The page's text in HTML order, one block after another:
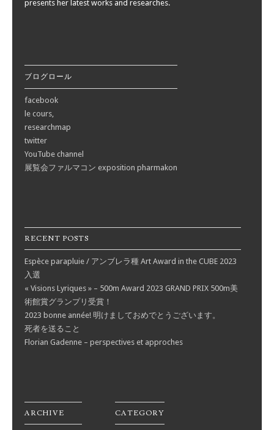
presents her latest works and researches.
ブログロール
facebook
le cours,
researchmap
twitter
YouTube channel
展覧会ファルマコン exposition pharmakon
RECENT POSTS
Espèce parapluie / アンブレラ種 Art Award in the CUBE 2023
入選
« Visions Lyriques » – 500m Award 2023 GRAND PRIX 500m美
術館賞グランプリ受賞！
2023 bonne année! 明けましておめでとうございます。
死者を送ること
Florian Gadenne – perspectives et approches
ARCHIVE CATEGORY